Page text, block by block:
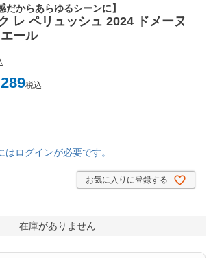
だからあらゆるシーンに】
レ ペリュッシュ 2024 ドメーヌ
ール
税込
ログインが必要です。
お気に入りに登録する
在庫がありません